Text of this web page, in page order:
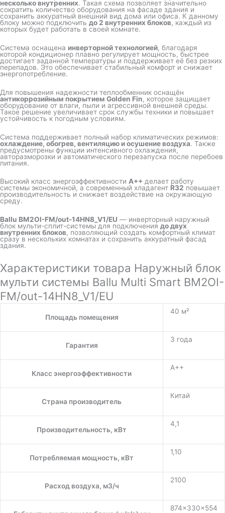
несколько внутренних. Такая схема позволяет значительно
сократить количество оборудования на фасаде здания и
сохранить аккуратный внешний вид дома или офиса. К данному
блоку можно подключить до 2 внутренних блоков, каждый из
которых будет работать в своей комнате.
Система оснащена инверторной технологией, благодаря
которой кондиционер плавно регулирует мощность, быстрее
достигает заданной температуры и поддерживает её без резких
перепадов. Это обеспечивает стабильный комфорт и снижает
энергопотребление.
Для повышения надежности теплообменник оснащён
антикоррозийным покрытием Golden Fin, которое защищает
оборудование от влаги, пыли и агрессивной внешней среды.
Такое решение увеличивает срок службы техники и повышает
устойчивость к погодным условиям.
Система поддерживает полный набор климатических режимов:
охлаждение, обогрев, вентиляцию и осушение воздуха. Также
предусмотрены функции интенсивного охлаждения,
авторазморозки и автоматического перезапуска после перебоев
питания.
Высокий класс энергоэффективности A++ делает работу
системы экономичной, а современный хладагент R32 повышает
производительность и снижает воздействие на окружающую
среду.
Ballu BM2OI-FM/out-14HN8_V1/EU — инверторный наружный
блок мульти-сплит-системы для подключения до двух
внутренних блоков, позволяющий создать комфортный климат
сразу в нескольких комнатах и сохранить аккуратный фасад
здания.
Характеристики товара Наружный блок
мульти системы Ballu Multi Smart BM2OI-
FM/out-14HN8_V1/EU
Площадь помещения
40 м²
Гарантия
3 года
Класс энергоэффективности
A++
Страна производитель
Китай
Производительность, кВт
4,1
Потребляемая мощность, кВт
1,10
Расход воздуха, м3/ч
2100
874×330×554